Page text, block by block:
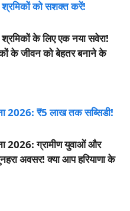
श्रमिकों को सशक्त करें!
के लिए एक नया सवेरा!
के जीवन को बेहतर बनाने के
2026: ₹5 लाख तक सब्सिडी!
2026: ग्रामीण युवाओं और
अवसर! क्या आप हरियाणा के